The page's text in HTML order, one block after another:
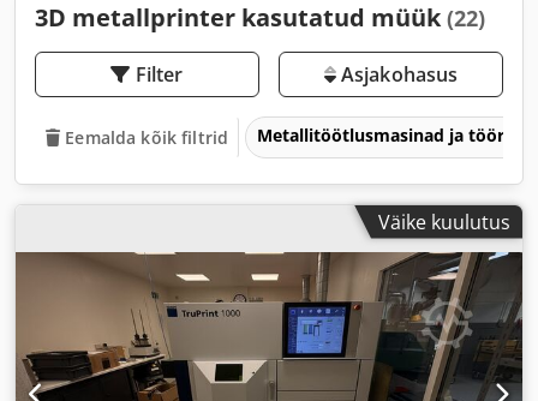
3D metallprinter kasutatud müük (22)
Filter Asjakohasus
Eemalda kõik filtrid Metallitöötlusmasinad ja
Väike kuulutus